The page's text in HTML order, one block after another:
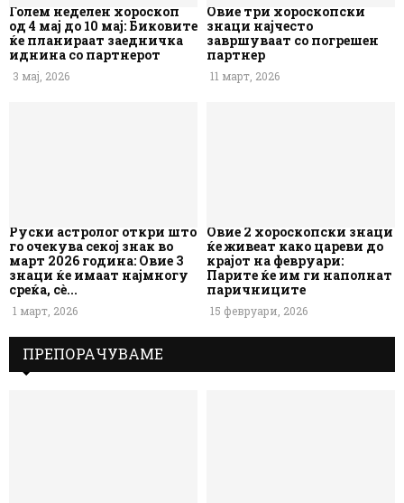
Голем неделен хороскоп
од 4 мај до 10 мај: Биковите
ќе планираат заедничка
иднина со партнерот
3 мај, 2026
Овие три хороскопски
знаци најчесто
завршуваат со погрешен
партнер
11 март, 2026
Руски астролог откри што
го очекува секој знак во
март 2026 година: Овие 3
знаци ќе имаат најмногу
среќа, сè...
1 март, 2026
Овие 2 хороскопски знаци
ќе живеат како цареви до
крајот на февруари:
Парите ќе им ги наполнат
паричниците
15 февруари, 2026
ПРЕПОРАЧУВАМЕ